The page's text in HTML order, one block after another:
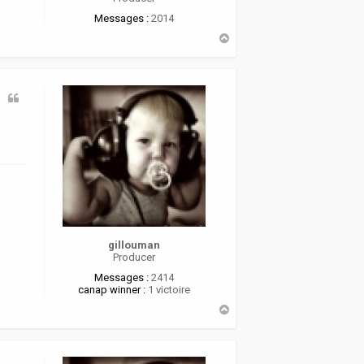
Messages : 2014
gillouman
Producer
Messages : 2414
canap winner :1 victoire